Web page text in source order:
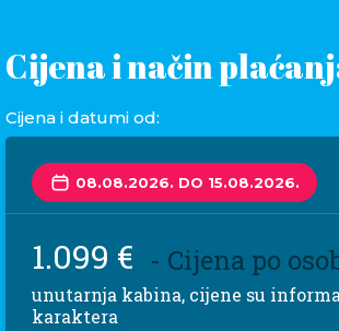
Cijena i način
Cijena i datumi od:
08.08.2026. DO 15.08.2026.
1.099 € - Cijena po
unutarnja kabina, cijene su
karaktera